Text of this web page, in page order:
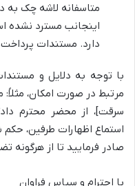
متاسفانه لاشه چک به
اینجانب مسترد نشده
دارد. مستندات
با توجه به دلایل و
سرقت]، از محضر محترم
استماع اظهارات طرفین،
صادر فرمایید تا از هرگونه
با احترام و سپاس فراوان